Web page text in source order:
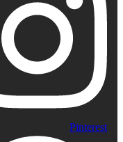
Pinterest